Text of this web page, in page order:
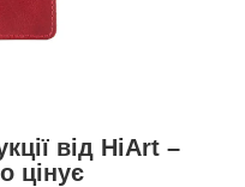
від HiArt –
цінує